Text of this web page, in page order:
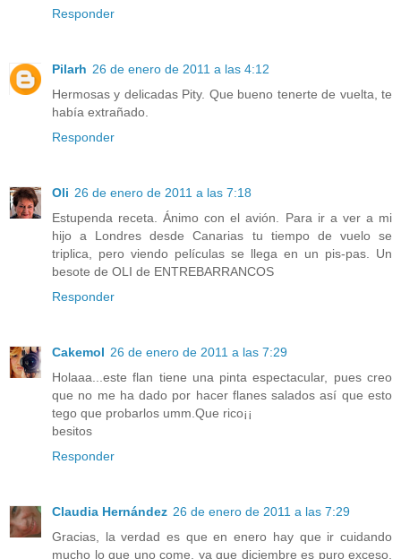
Responder
Pilarh 26 de enero de 2011 a las 4:12
Hermosas y delicadas Pity. Que bueno tenerte de vuelta, te
había extrañado.
Responder
Oli 26 de enero de 2011 a las 7:18
Estupenda receta. Ánimo con el avión. Para ir a ver a mi
hijo a Londres desde Canarias tu tiempo de vuelo se
triplica, pero viendo películas se llega en un pis-pas. Un
besote de OLI de ENTREBARRANCOS
Responder
Cakemol 26 de enero de 2011 a las 7:29
Holaaa...este flan tiene una pinta espectacular, pues creo
que no me ha dado por hacer flanes salados así que esto
tego que probarlos umm.Que rico¡¡
besitos
Responder
Claudia Hernández 26 de enero de 2011 a las 7:29
Gracias, la verdad es que en enero hay que ir cuidando
mucho lo que uno come, ya que diciembre es puro exceso,